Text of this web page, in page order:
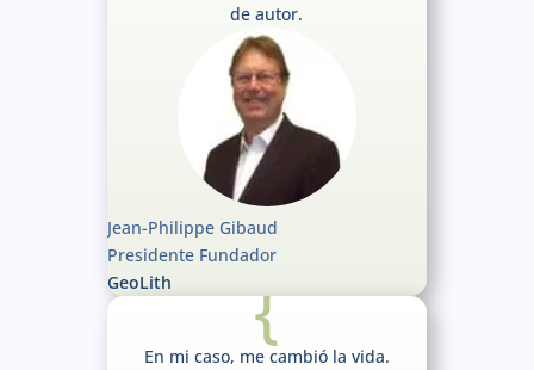
de autor.
Jean-Philippe Gibaud
Presidente Fundador
GeoLith
{
En mi caso, me cambió la vida.